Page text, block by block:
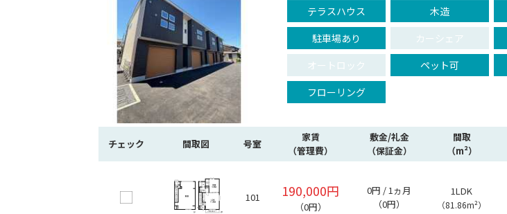
テラスハウス 木造
駐車場あり
カーシェア
オートロック
ペット可
フローリング
チェック 間取図 号室
家賃
（管理費）
敷金/礼金
（保証金）
間取
（m²）
101 190,000円
（0円）
0円 / 1ヵ月
（0円）
1LDK
（81.86m²）